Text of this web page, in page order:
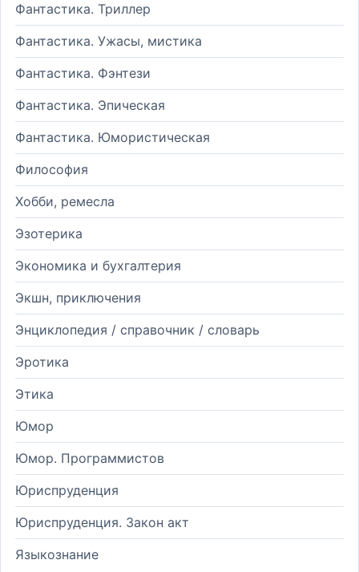
Фантастика. Триллер
Фантастика. Ужасы, мистика
Фантастика. Фэнтези
Фантастика. Эпическая
Фантастика. Юмористическая
Философия
Хобби, ремесла
Эзотерика
Экономика и бухгалтерия
Экшн, приключения
Энциклопедия / справочник / словарь
Эротика
Этика
Юмор
Юмор. Программистов
Юриспруденция
Юриспруденция. Закон акт
Языкознание